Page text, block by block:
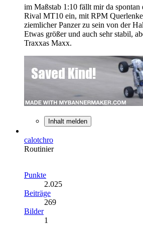
im Maßstab 1:10 fällt mir da spontan
Rival MT10 ein, mit RPM
ziemlicher Panzer zu sein von der
Etwas größer und auch sehr stabil,
Traxxas Maxx.
Inhalt melden
calotchro
Routinier
Punkte
2.025
Beiträge
269
Bilder
1